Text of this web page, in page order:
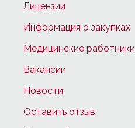
Лицензии
Информация о закупках
Медицинские работники
Вакансии
Новости
Оставить отзыв